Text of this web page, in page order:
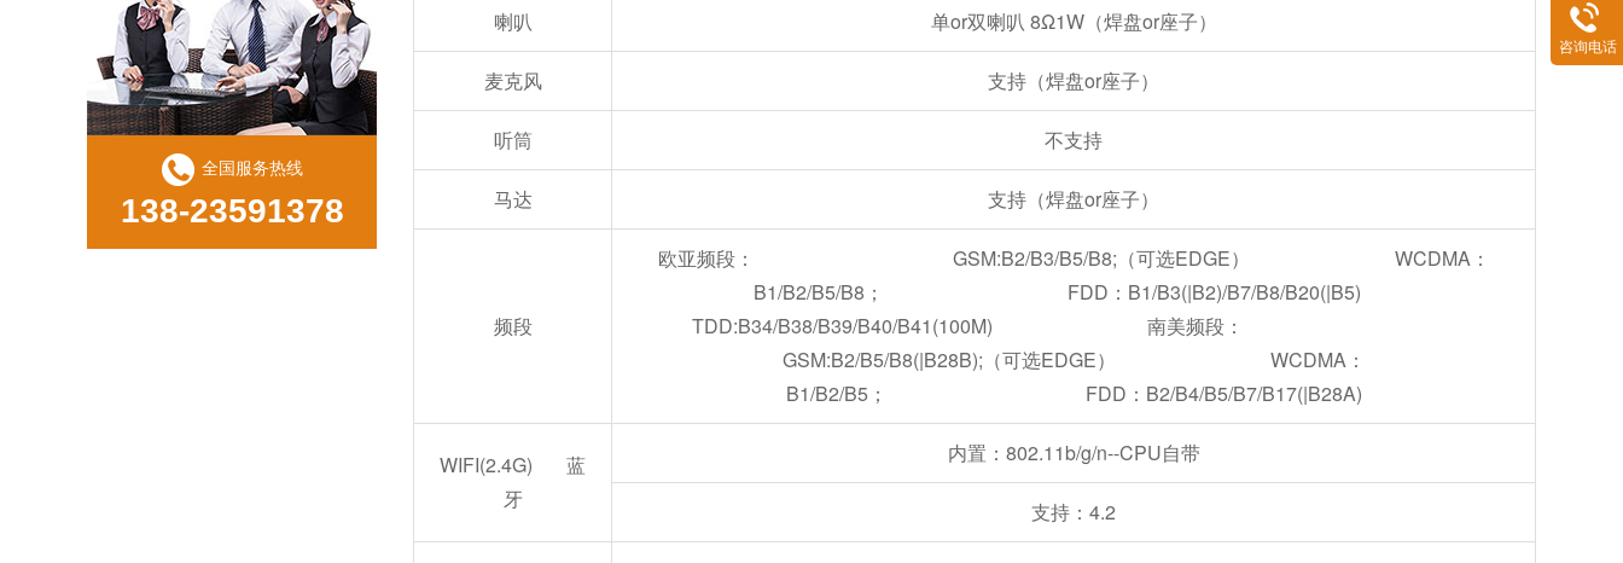
喇叭 单or双喇叭 8Ω1W（焊盘or座子）
麦克风 支持（焊盘or座子）
听筒 不支持
马达 支持（焊盘or座子）
频段
欧亚频段： GSM:B2/B3/B5/B8;（可选EDGE） WCDMA：
B1/B2/B5/B8； FDD：B1/B3(|B2)/B7/B8/B20(|B5)
TDD:B34/B38/B39/B40/B41(100M) 南美频段：
GSM:B2/B5/B8(|B28B);（可选EDGE） WCDMA：
B1/B2/B5； FDD：B2/B4/B5/B7/B17(|B28A)
WIFI(2.4G) 蓝
牙
内置：802.11b/g/n--CPU自带
支持：4.2
物联网如何影响企业业务?
全国服务热线
138-23591378
咨询电话